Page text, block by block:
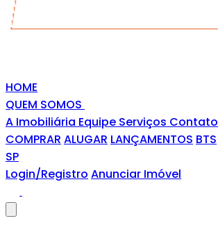
HOME
QUEM SOMOS
A Imobiliária Equipe Serviços Contato
COMPRAR ALUGAR LANÇAMENTOS BTS
SP
Login/Registro Anunciar Imóvel